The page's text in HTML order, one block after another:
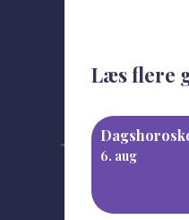
Læs flere
6. aug